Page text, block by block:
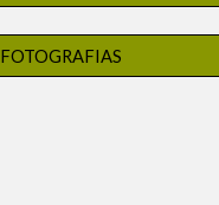
FOTOGRAFIAS